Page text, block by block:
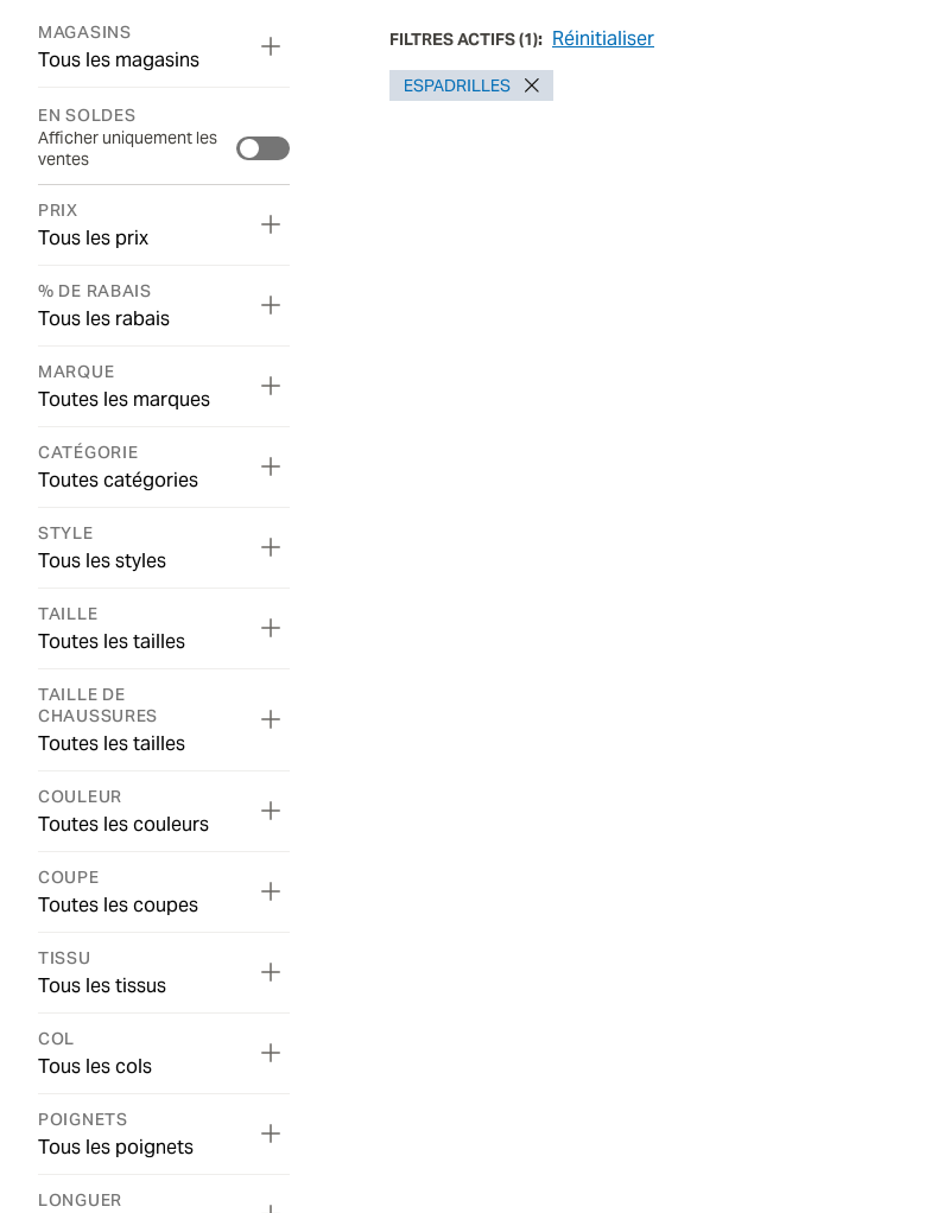
MAGASINS
Tous les magasins
EN SOLDES
Afficher uniquement les
ventes
PRIX
Tous les prix
% DE RABAIS
Tous les rabais
MARQUE
Toutes les marques
CATÉGORIE
Toutes catégories
STYLE
Tous les styles
TAILLE
Toutes les tailles
TAILLE DE
CHAUSSURES
Toutes les tailles
COULEUR
Toutes les couleurs
COUPE
Toutes les coupes
TISSU
Tous les tissus
COL
Tous les cols
POIGNETS
Tous les poignets
LONGUER
FILTRES ACTIFS(1): Réinitialiser
ESPADRILLES